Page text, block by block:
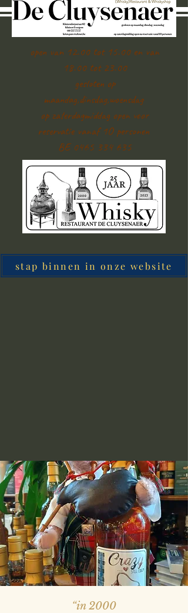
open van 12.00 tot 15.00 en van
18.00 tot 23.00
gesloten op
maandag,dinsdag,woensdag
op zaterdagmiddag open voor
reservatie vanaf 1O personen
BE 0465 334 635
stap binnen in onze website
“in 2000